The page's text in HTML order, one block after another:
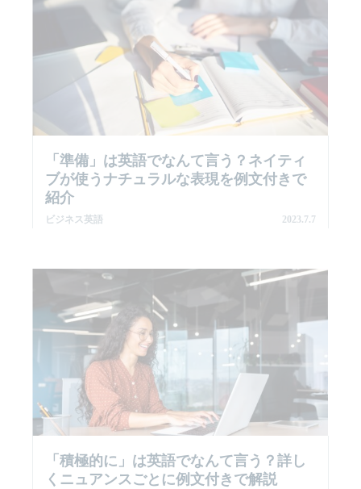
「準備」は英語でなんて言う？ネイティ
ブが使うナチュラルな表現を例文付きで
紹介
ビジネス英語 2023.7.7
「積極的に」は英語でなんて言う？詳し
くニュアンスごとに例文付きで解説